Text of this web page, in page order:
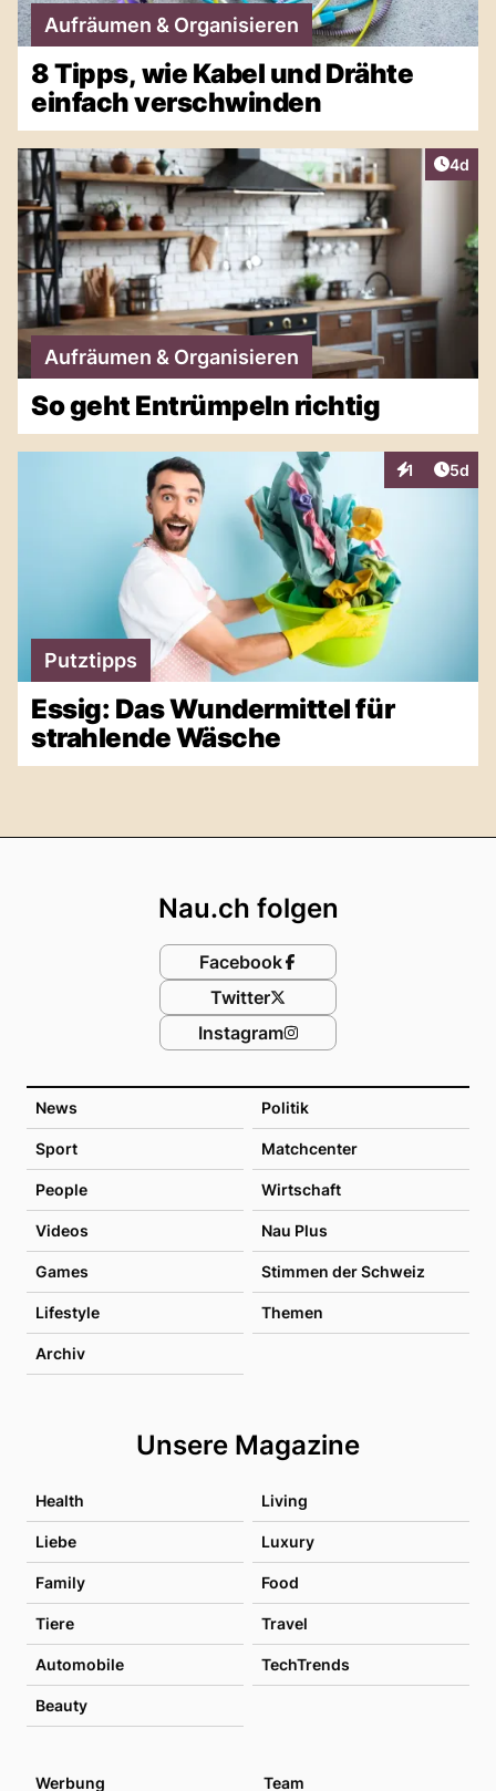
Aufräumen & Organisieren
8 Tipps, wie Kabel und Drähte
einfach verschwinden
4d
Aufräumen & Organisieren
So geht Entrümpeln richtig
1
Interaktionen
5d
Putztipps
Essig: Das Wundermittel für
strahlende Wäsche
News Politik
Sport Matchcenter
People Wirtschaft
Videos Nau Plus
Games Stimmen der Schweiz
Lifestyle Themen
Archiv
Unsere Magazine
Health Living
Liebe Luxury
Family Food
Tiere Travel
Automobile TechTrends
Beauty
Nau.ch folgen
Facebook
Twitter
Instagram
Werbung Team